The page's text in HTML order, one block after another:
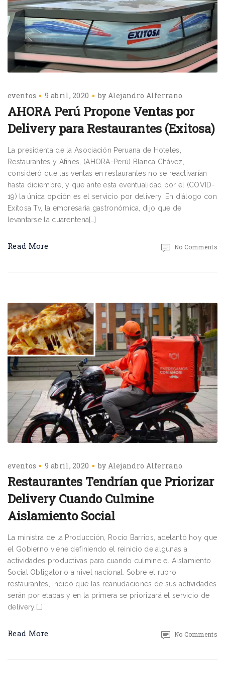
eventos 9 abril, 2020 by Alejandro Alferrano
AHORA Perú Propone Ventas por
Delivery para Restaurantes (Exitosa)
La presidenta de la Asociación Peruana de Hoteles,
Restaurantes y Afines, (AHORA-Perú) Blanca Chávez,
consideró que las ventas en restaurantes no se reactivarían
hasta diciembre, y que ante esta eventualidad por el (COVID-
19) la única opción es el servicio por delivery. En diálogo con
Exitosa Tv, la empresaria gastronómica, dijo que de
levantarse la cuarentena[…]
Read More No Comments
eventos 9 abril, 2020 by Alejandro Alferrano
Restaurantes Tendrían que Priorizar
Delivery Cuando Culmine
Aislamiento Social
La ministra de la Producción, Rocío Barrios, adelantó hoy que
el Gobierno viene definiendo el reinicio de algunas a
actividades productivas para cuando culmine el Aislamiento
Social Obligatorio a nivel nacional. Sobre el rubro
restaurantes, indicó que las reanudaciones de sus actividades
serán por etapas y en la primera se priorizará el servicio de
delivery.[…]
Read More No Comments